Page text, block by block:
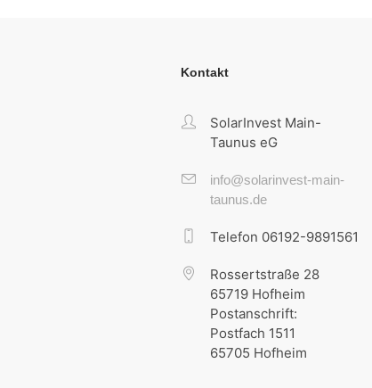
Kontakt
SolarInvest Main-
Taunus eG
info@solarinvest-main-
taunus.de
Telefon 06192-9891561
Rossertstraße 28
65719 Hofheim
Postanschrift:
Postfach 1511
65705 Hofheim